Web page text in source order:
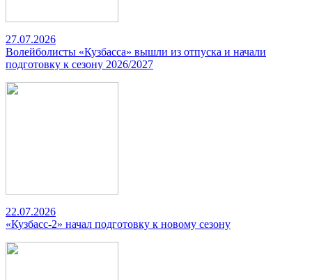
27.07.2026
Волейболисты «Кузбасса» вышли из отпуска и начали
подготовку к сезону 2026/2027
22.07.2026
«Кузбасс-2» начал подготовку к новому сезону